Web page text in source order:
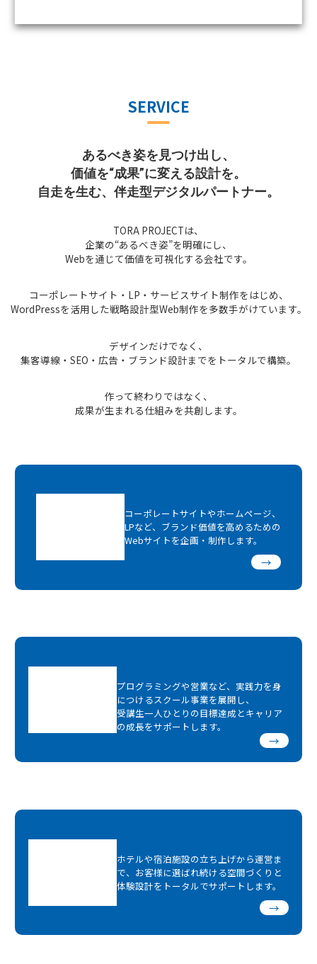
SERVICE
あるべき姿を見つけ出し、
価値を“成果”に変える設計を。
自走を生む、伴走型デジタルパートナー。
TORA PROJECTは、
企業の“あるべき姿”を明確にし、
Webを通じて価値を可視化する会社です。
コーポレートサイト・LP・サービスサイト制作をはじめ、
WordPressを活用した戦略設計型Web制作を多数手がけています。
デザインだけでなく、
集客導線・SEO・広告・ブランド設計までをトータルで構築。
作って終わりではなく、
成果が生まれる仕組みを共創します。
コーポレートサイトやホームページ、
LPなど、ブランド価値を高めるための
Webサイトを企画・制作します。
→
プログラミングや営業など、実践力を身
につけるスクール事業を展開し、
受講生一人ひとりの目標達成とキャリア
の成長をサポートします。
→
ホテルや宿泊施設の立ち上げから運営ま
で、お客様に選ばれ続ける空間づくりと
体験設計をトータルでサポートします。
→